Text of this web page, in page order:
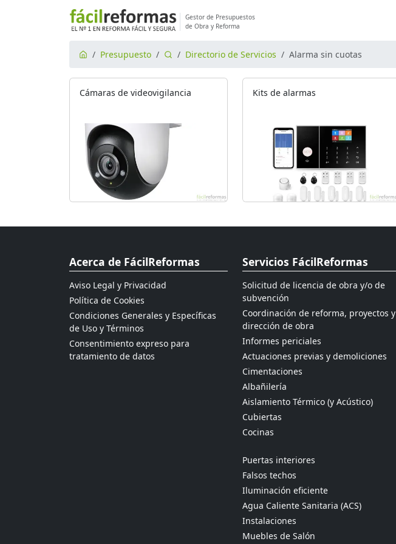
Gestor de Presupuestos
de Obra y Reforma
Presupuesto Directorio de Servicios Alarma sin cuotas
Cámaras de videovigilancia Kits de alarmas
Acerca de FácilReformas
Aviso Legal y Privacidad
Política de Cookies
Condiciones Generales y Específicas
de Uso y Términos
Consentimiento expreso para
tratamiento de datos
Servicios FácilReformas
Solicitud de licencia de obra y/o de
subvención
Coordinación de reforma, proyectos y
dirección de obra
Informes periciales
Actuaciones previas y demoliciones
Cimentaciones
Albañilería
Aislamiento Térmico (y Acústico)
Cubiertas
Cocinas
Puertas interiores
Falsos techos
Iluminación eficiente
Agua Caliente Sanitaria (ACS)
Instalaciones
Muebles de Salón